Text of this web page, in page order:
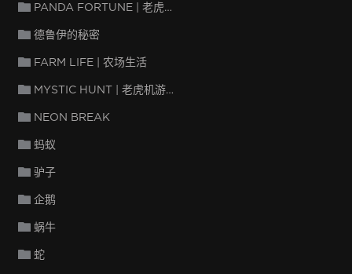
PANDA FORTUNE | 老虎机游戏
德鲁伊的秘密
FARM LIFE | 农场生活
MYSTIC HUNT | 老虎机游戏
NEON BREAK
蚂蚁
驴子
企鹅
蜗牛
蛇